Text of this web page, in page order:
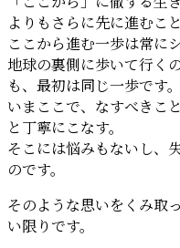
よりもさらに先に進むこ
ここから進む一歩は常に
地球の裏側に歩いて行く
も、最初は同じ一歩です。
いまここで、なすべきこ
と丁寧にこなす。
そこには悩みもないし、
のです。
そのような思いをくみ取
い限りです。